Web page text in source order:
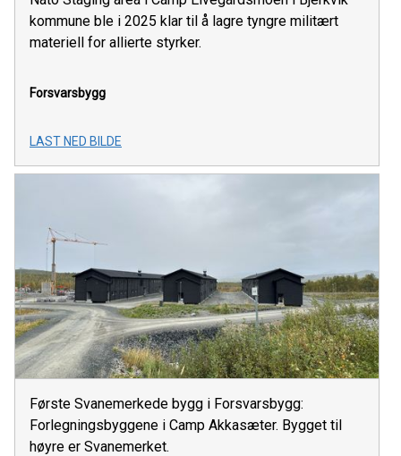
kommune ble i 2025 klar til å lagre tyngre militært
materiell for allierte styrker.
Forsvarsbygg
LAST NED BILDE
Første Svanemerkede bygg i Forsvarsbygg:
Forlegningsbyggene i Camp Akkasæter. Bygget til
høyre er Svanemerket.